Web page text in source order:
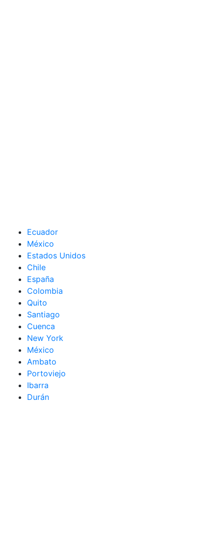
Ecuador
México
Estados Unidos
Chile
España
Colombia
Quito
Santiago
Cuenca
New York
México
Ambato
Portoviejo
Ibarra
Durán